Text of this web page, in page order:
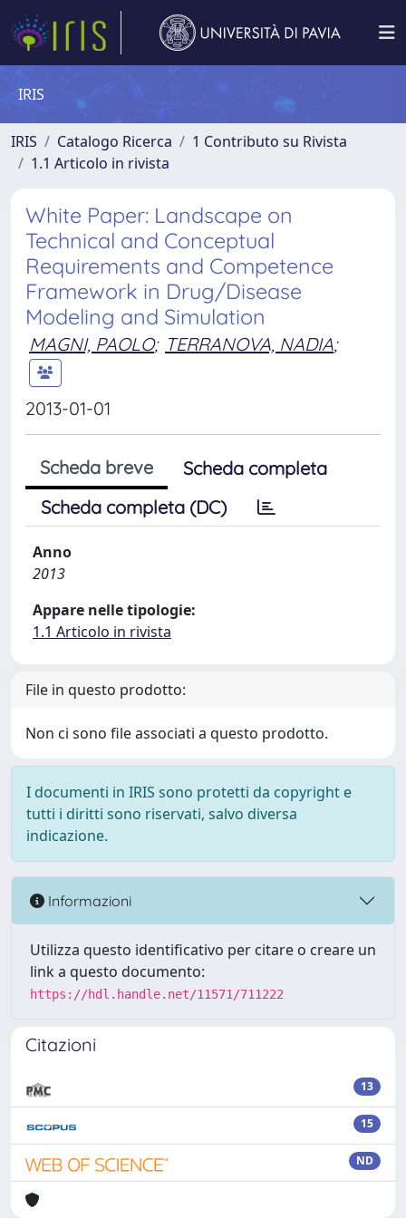
IRIS
IRIS Catalogo Ricerca
1 Contributo su Rivista
1.1 Articolo in rivista
White Paper: Landscape on
Technical and Conceptual
Requirements and Competence
Framework in Drug/Disease
Modeling and Simulation
MAGNI, PAOLO; TERRANOVA, NADIA;
2013-01-01
Scheda breve
Scheda completa
Scheda completa (DC)
Anno
2013
Appare nelle tipologie:
1.1 Articolo in rivista
File in questo prodotto:
Non ci sono file associati a questo prodotto.
I documenti in IRIS sono protetti da copyright e
tutti i diritti sono riservati, salvo diversa
indicazione.
Informazioni
Utilizza questo identificativo per citare o creare un
link a questo documento:
https://hdl.handle.net/11571/711222
Citazioni
13
15
ND